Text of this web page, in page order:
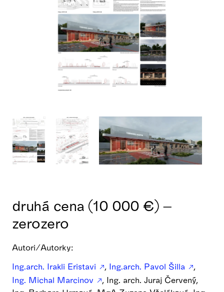
druhá cena (10 000 €) –
zerozero
Autori/Autorky:
Ing.arch. Irakli Eristavi
, Ing.arch. Pavol Šilla
,
Ing. Michal Marcinov
, Ing. arch. Juraj Červený,